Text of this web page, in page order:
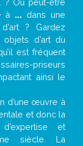
? Ou peut-être
à ... dans une
? Gardez
d’art du
est fréquent
priseurs
ainsi le
d’une œuvre à
et donc la
et
siècle. La